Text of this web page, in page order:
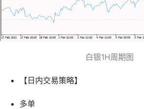
白银1H周期图
【日内交易策略】
多单